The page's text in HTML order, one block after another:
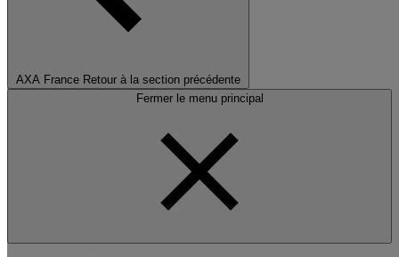
AXA France Retour à la section précédente
Fermer le menu principal